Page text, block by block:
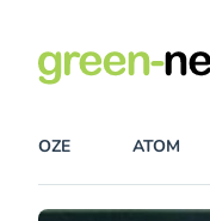
OZE ATOM